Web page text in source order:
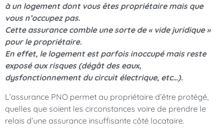
à un logement dont vous êtes propriétaire mais que
vous n’occupez pas.
Cette assurance comble une sorte de « vide juridique »
pour le propriétaire.
En effet, le logement est parfois inoccupé mais reste
exposé aux risques (dégât des eaux,
dysfonctionnement du circuit électrique, etc…).
L’assurance PNO permet au propriétaire d’être protégé,
quelles que soient les circonstances voire de prendre le
relais d’une assurance insuffisante côté locataire.